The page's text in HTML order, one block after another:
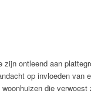
ontleend aan
op invloeden van
die